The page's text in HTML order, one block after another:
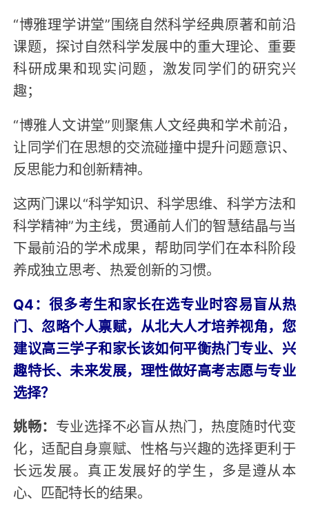
“博雅理学讲堂”围绕自然科学经典原著和前沿
课题，探讨自然科学发展中的重大理论、重要
科研成果和现实问题，激发同学们的研究兴
趣；
“博雅人文讲堂”则聚焦人文经典和学术前沿，
让同学们在思想的交流碰撞中提升问题意识、
反思能力和创新精神。
这两门课以“科学知识、科学思维、科学方法和
科学精神”为主线，贯通前人们的智慧结晶与当
下最前沿的学术成果，帮助同学们在本科阶段
养成独立思考、热爱创新的习惯。
Q4：很多考生和家长在选专业时容易盲从热
门、忽略个人禀赋，从北大人才培养视角，您
建议高三学子和家长该如何平衡热门专业、兴
趣特长、未来发展，理性做好高考志愿与专业
选择？
姚畅： 专业选择不必盲从热门，热度随时代变
化，适配自身禀赋、性格与兴趣的选择更利于
长远发展。真正发展好的学生，多是遵从本
心、匹配特长的结果。